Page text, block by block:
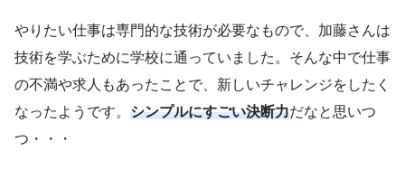
やりたい仕事は専門的な技術が必要なもので、加藤さんは
技術を学ぶために学校に通っていました。そんな中で仕事
の不満や求人もあったことで、新しいチャレンジをしたく
なったようです。 シンプルにすごい決断力だなと思いつ
つ・・・